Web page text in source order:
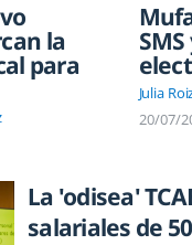
la
para
Julia
20/07/
La 'odisea'
salariales de